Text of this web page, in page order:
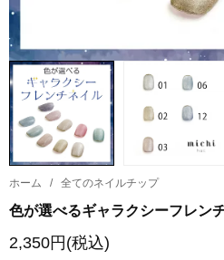
ホーム / 全てのネイルチップ
色が選べるギャラクシーフレン
2,350円(税込)